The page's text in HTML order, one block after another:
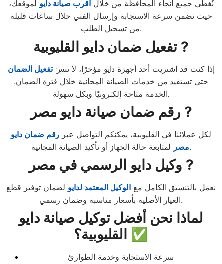
نُغطي جميع أنحاء المحافظة من خلال أقرب صيانة دايو لموقعك،
حيث نضمن سرعة الاستجابة وإرسال الفني خلال ساعات قليلة
من تسجيل الطلب.
تفعيل ضمان دايو القليوبية ?
إذا كنت قد اشتريت أحد أجهزة دايو مؤخرًا، لا تنسَتفعيل الضمان
حتى تستفيد من خدمات الصيانة المجانية خلال فترة الضمان.
الخدمة متاحة إلكترونيًا وبكل سهولة.
رقم ضمان صيانة دايو مصر ?
لكل عملائنا في القليوبية، يمكنكم التواصل عبر رقم ضمان دايو
مصرلمتابعة حالة الجهاز أو تأكيد الصيانة المجانية.
وكيل دايو الرسمي في مصر ?
نعمل بالتنسيق الكامل مع الوكيل المعتمد لدايو لضمان توفير قطع
الغيار الأصلية بأسعار مناسبة وضمان رسمي.
لماذا نحن أفضل توكيل صيانة دايو
القليوبية؟ ✅
سرعة الاستجابة وخدمة الطوارئ